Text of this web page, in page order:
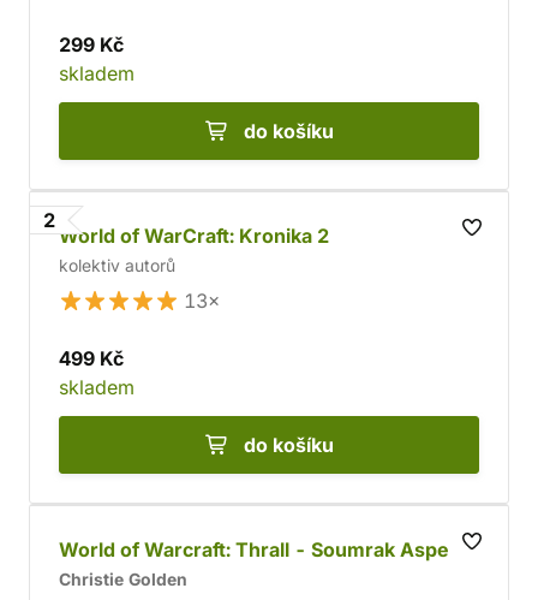
299 Kč
skladem
do košíku
2
World of WarCraft: Kronika 2
kolektiv autorů
13×
499 Kč
skladem
do košíku
World of Warcraft: Thrall - Soumrak Aspektů
Christie Golden